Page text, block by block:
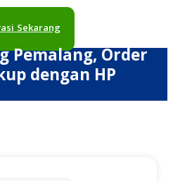
Sekarang
Pemalang, Order
dengan HP